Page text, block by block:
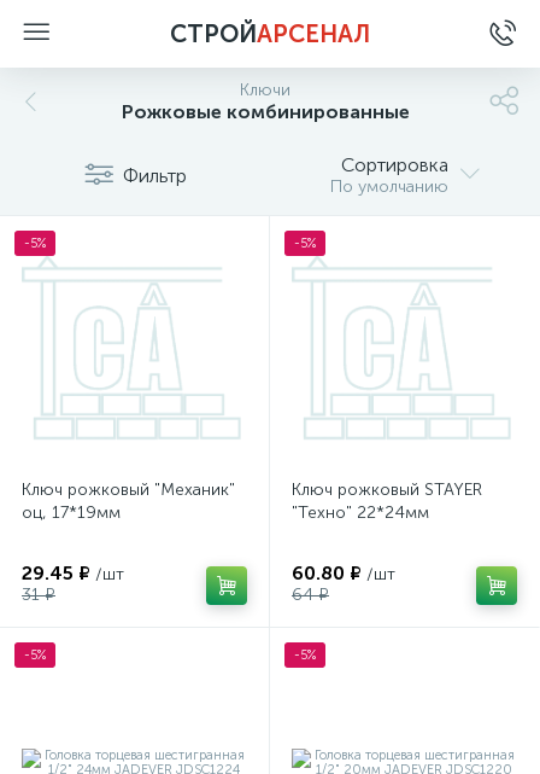
СТРОЙАРСЕНАЛ
Ключи
Рожковые комбинированные
Фильтр Сортировка
По умолчанию
-5%
Ключ рожковый "Механик"
оц, 17*19мм
29.45 ₽ /шт
31 ₽
-5%
Ключ рожковый STAYER
"Техно" 22*24мм
60.80 ₽ /шт
64 ₽
-5% -5%